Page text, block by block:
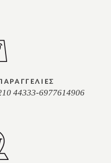
44333-6977614906